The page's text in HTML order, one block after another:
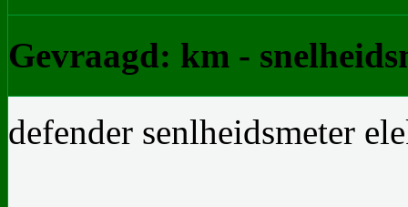
Gevraagd: km -
defender senlheidsmeter